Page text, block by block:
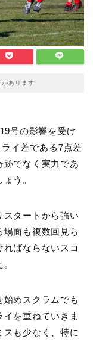
あります
号の影響を受け
ライ差である7点差
跡でなく実力であ
う。
タートから強い
面も複数回見ら
ばならないスコ
始めスクラムでも
を重ねていきま
スも少なく、特に